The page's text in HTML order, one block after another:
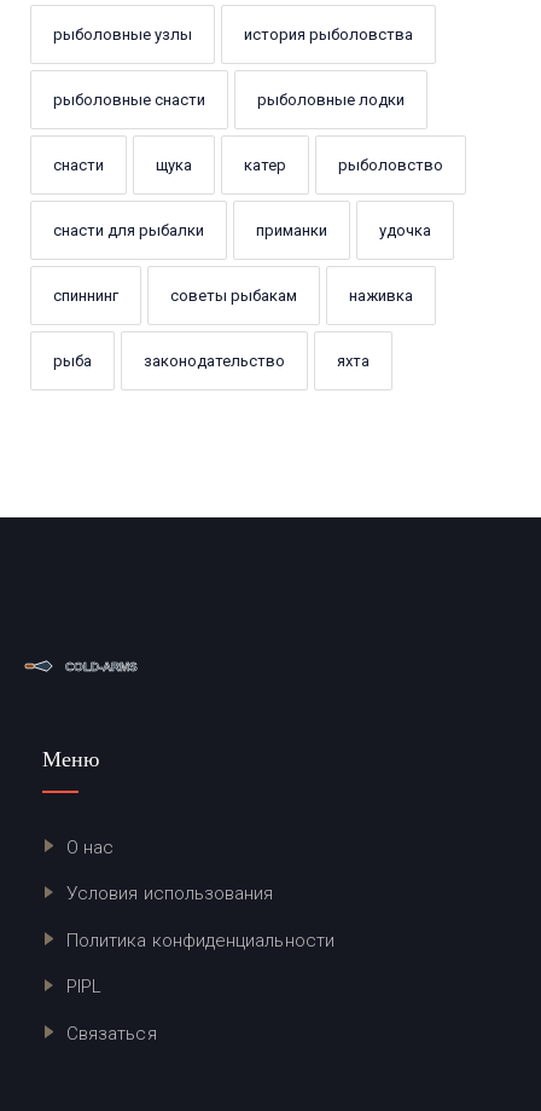
рыболовные узлы история рыболовства
рыболовные снасти рыболовные лодки
снасти щука катер рыболовство
снасти для рыбалки приманки удочка
спиннинг советы рыбакам наживка
рыба законодательство яхта
Меню
О нас
Условия использования
Политика конфиденциальности
PIPL
Связаться